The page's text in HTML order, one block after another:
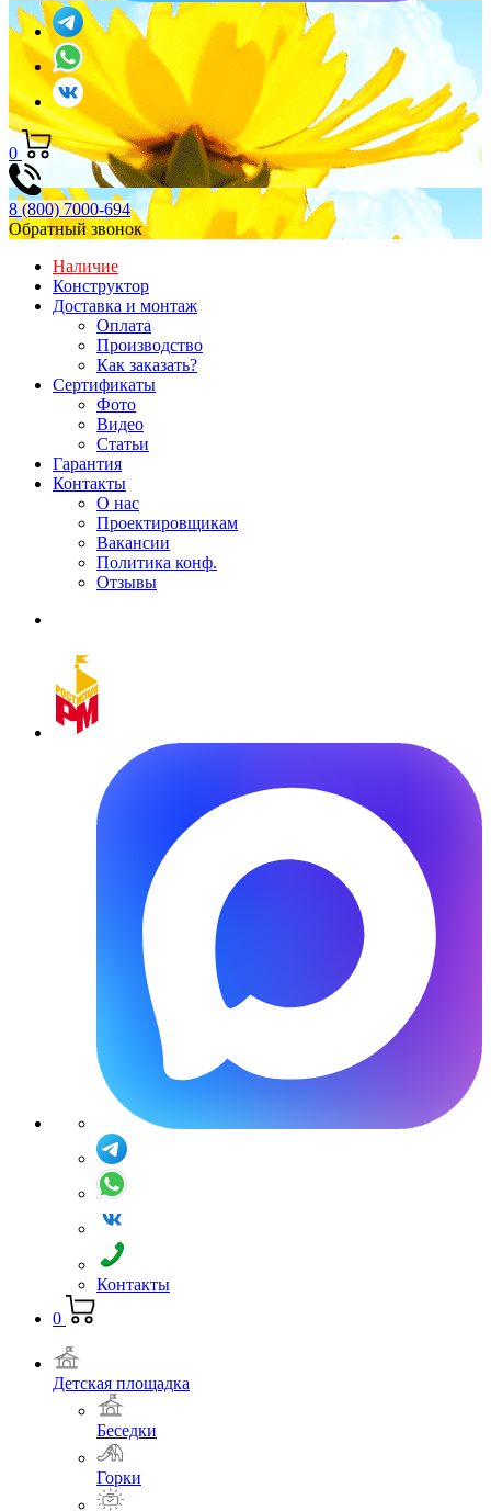
0
8 (800) 7000-694
Обратный звонок
Наличие
Конструктор
Доставка и монтаж
Оплата
Производство
Как заказать?
Сертификаты
Фото
Видео
Статьи
Гарантия
Контакты
О нас
Проектировщикам
Вакансии
Политика конф.
Отзывы
Контакты
0
Детская площадка
Беседки
Горки